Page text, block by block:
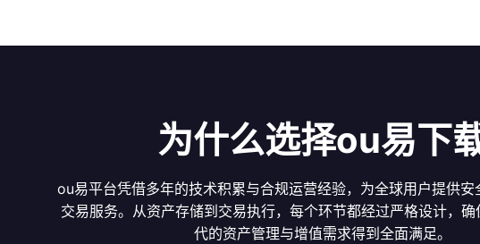
为什么选择ou易下
ou易平台凭借多年的技术积累与合规运营经验，为全球用户提供安
交易服务。从资产存储到交易执行，每个环节都经过严格设计，
代的资产管理与增值需求得到全面满足。